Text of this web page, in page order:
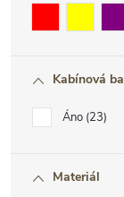
Kabínová
Áno 23
Materiál